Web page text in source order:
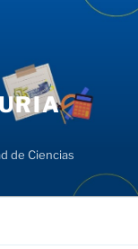
de Ciencias